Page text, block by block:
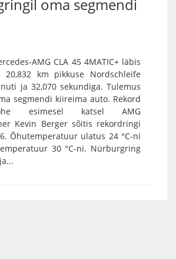
oma segmendi
AMG CLA 45 4MATIC+ läbis
20,832 km pikkuse Nordschleife
ja 32,070 sekundiga. Tulemus
segmendi kiireima auto. Rekord
esimesel katsel AMG
Kevin Berger sõitis rekordringi
Õhutemperatuur ulatus 24 °C-ni
30 °C-ni. Nürburgring